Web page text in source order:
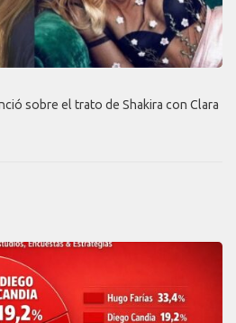
sobre el trato de Shakira con Clara